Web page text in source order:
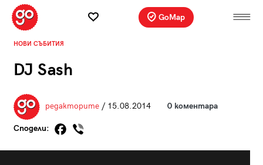
GoMap
НОВИ СЪБИТИЯ
DJ Sash
редакторите/ 15.08.2014 0 коментара
Сподели: